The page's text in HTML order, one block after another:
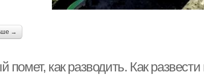
→
помет, как разводить. Как